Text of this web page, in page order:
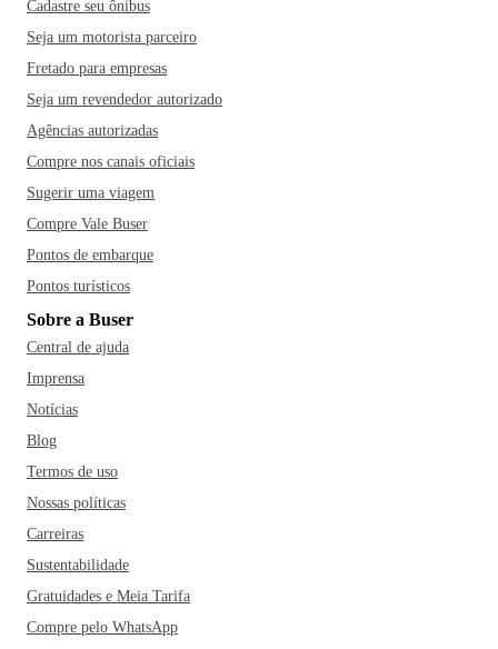
Cadastre seu ônibus
Seja um motorista parceiro
Fretado para empresas
Seja um revendedor autorizado
Agências autorizadas
Compre nos canais oficiais
Sugerir uma viagem
Compre Vale Buser
Pontos de embarque
Pontos turísticos
Sobre a Buser
Central de ajuda
Imprensa
Notícias
Blog
Termos de uso
Nossas políticas
Carreiras
Sustentabilidade
Gratuidades e Meia Tarifa
Compre pelo WhatsApp